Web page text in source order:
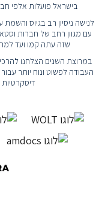
בישראל פועלות אלפי
לנישה ניסיון רב בגיוס
עם מגוון רחב של חברות
שזה עתה קמו ועד
במרוצת השנים הצלחנו
העבודה לפשוט ונוח יותר
דיסקרטיות